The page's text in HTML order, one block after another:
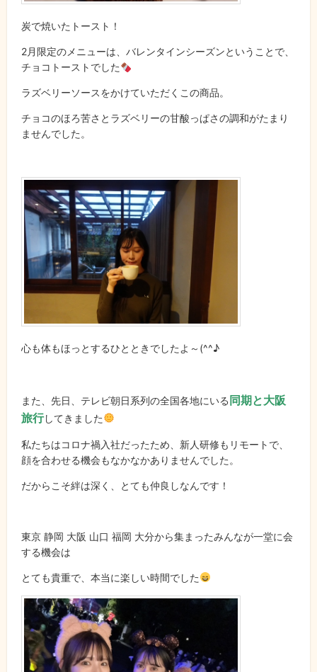
炭で焼いたトースト！
2月限定のメニューは、バレンタインシーズンということで、
チョコトーストでした
ラズベリーソースをかけていただくこの商品。
チョコのほろ苦さとラズベリーの甘酸っぱさの調和がたまり
ませんでした。
心も体もほっとするひとときでしたよ～(^^♪
また、先日、テレビ朝日系列の全国各地にいる同期と大阪
旅行してきました
私たちはコロナ禍入社だったため、新人研修もリモートで、
顔を合わせる機会もなかなかありませんでした。
だからこそ絆は深く、とても仲良しなんです！
東京 静岡 大阪 山口 福岡 大分から集まったみんなが一堂に会
する機会は
とても貴重で、本当に楽しい時間でした